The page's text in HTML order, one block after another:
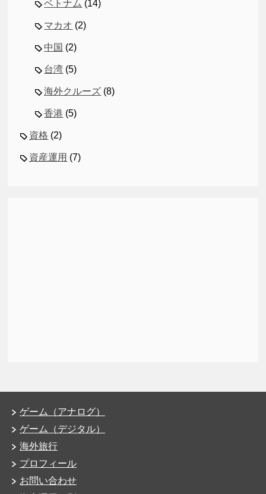
ベトナム (14)
マカオ (2)
中国 (2)
台湾 (5)
海外クルーズ (8)
香港 (5)
資格 (2)
資産運用 (7)
ゲーム（アナログ）
ゲーム（デジタル）
海外旅行
プロフィール
お問い合わせ